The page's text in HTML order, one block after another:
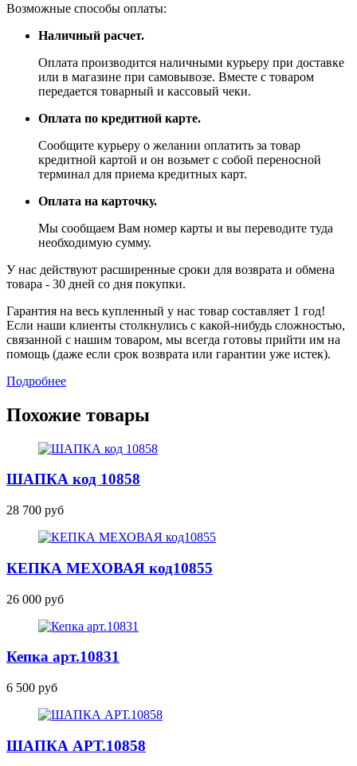
Возможные способы оплаты:
Наличный расчет.
Оплата производится наличными курьеру при доставке
или в магазине при самовывозе. Вместе с товаром
передается товарный и кассовый чеки.
Оплата по кредитной карте.
Сообщите курьеру о желании оплатить за товар
кредитной картой и он возьмет с собой переносной
терминал для приема кредитных карт.
Оплата на карточку.
Мы сообщаем Вам номер карты и вы переводите туда
необходимую сумму.
У нас действуют расширенные сроки для возврата и обмена
товара - 30 дней со дня покупки.
Гарантия на весь купленный у нас товар составляет 1 год!
Если наши клиенты столкнулись с какой-нибудь сложностью,
связанной с нашим товаром, мы всегда готовы прийти им на
помощь (даже если срок возврата или гарантии уже истек).
Подробнее
Похожие товары
ШАПКА код 10858
28 700 руб
КЕПКА МЕХОВАЯ код10855
26 000 руб
Кепка арт.10831
6 500 руб
ШАПКА АРТ.10858